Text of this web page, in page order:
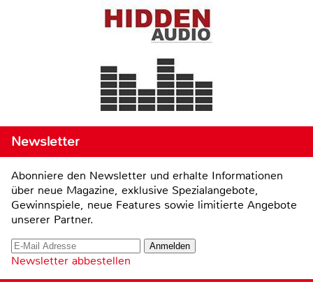
Newsletter
Abonniere den Newsletter und erhalte Informationen
über neue Magazine, exklusive Spezialangebote,
Gewinnspiele, neue Features sowie limitierte Angebote
unserer Partner.
Newsletter abbestellen